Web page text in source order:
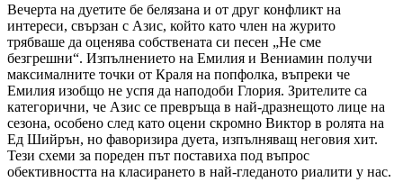
Вечерта на дуетите бе белязана и от друг конфликт на
интереси, свързан с Азис, който като член на журито
трябваше да оценява собствената си песен „Не сме
безгрешни“. Изпълнението на Емилия и Вениамин получи
максималните точки от Краля на попфолка, въпреки че
Емилия изобщо не успя да наподоби Глория. Зрителите са
категорични, че Азис се превръща в най-дразнещото лице на
сезона, особено след като оцени скромно Виктор в ролята на
Ед Шийрън, но фаворизира дуета, изпълняващ неговия хит.
Тези схеми за пореден път поставиха под въпрос
обективността на класирането в най-гледаното риалити у нас.